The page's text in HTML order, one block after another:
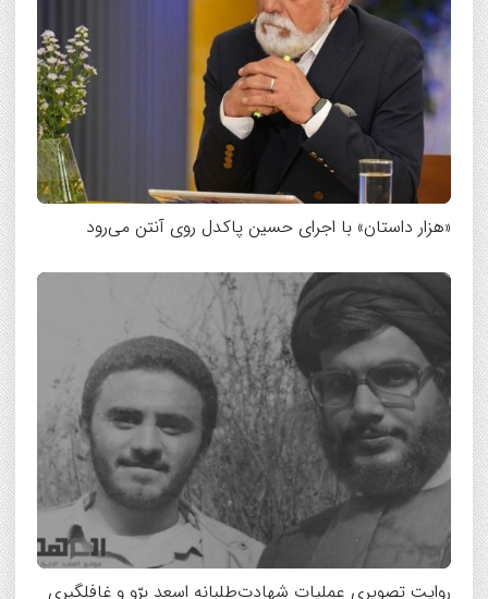
«هزار داستان» با اجرای حسین پاکدل روی آنتن می‌رود
روایت تصویری عملیات شهادت‌طلبانه اسعد برّو و غافلگیری